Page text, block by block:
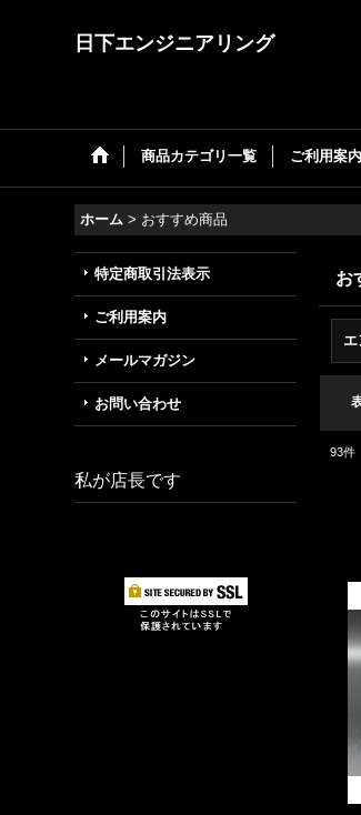
日下エンジニアリング
商品カテゴリ一覧 ご利用案内
ホーム > おすすめ商品
特定商取引法表示
ご利用案内
メールマガジン
お問い合わせ
私が店長です
お
93件